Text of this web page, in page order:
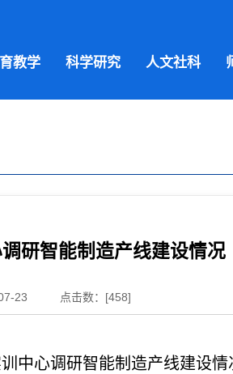
教学 科学研究 人文社科
研智能制造产线建设情况
23 点击数：[458]
中心调研智能制造产线建设